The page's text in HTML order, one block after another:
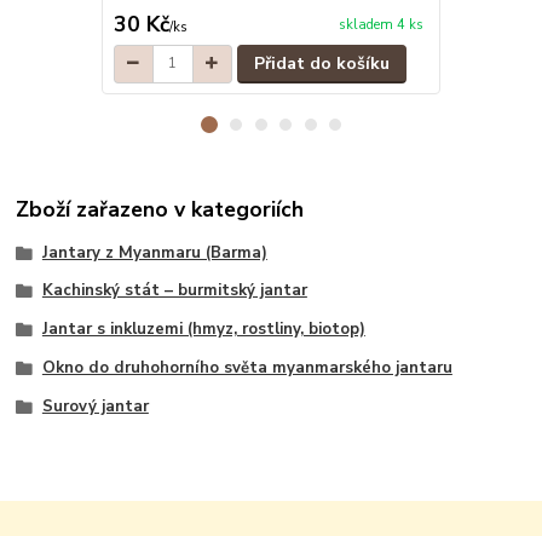
30 Kč/ks skladem 4 ks
Přidat do košíku
Zboží zařazeno v kategoriích
Jantary z Myanmaru (Barma)
Kachinský stát – burmitský jantar
Jantar s inkluzemi (hmyz, rostliny, biotop)
Okno do druhohorního světa myanmarského jantaru
Surový jantar